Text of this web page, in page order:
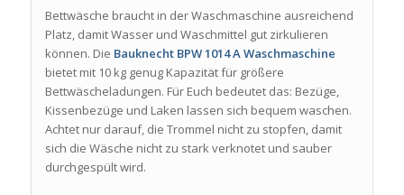
Bettwäsche braucht in der Waschmaschine ausreichend
Platz, damit Wasser und Waschmittel gut zirkulieren
können. Die Bauknecht BPW 1014 A Waschmaschine
bietet mit 10 kg genug Kapazität für größere
Bettwäscheladungen. Für Euch bedeutet das: Bezüge,
Kissenbezüge und Laken lassen sich bequem waschen.
Achtet nur darauf, die Trommel nicht zu stopfen, damit
sich die Wäsche nicht zu stark verknotet und sauber
durchgespült wird.